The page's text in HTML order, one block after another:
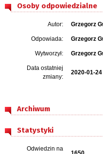
Osoby odpowiedzialne
Autor: Grzegorz
Odpowiada: Grzegorz
Wytworzył: Grzegorz
Data ostatniej
zmiany:
2020-01-
Archiwum
Statystyki
Odwiedzin na